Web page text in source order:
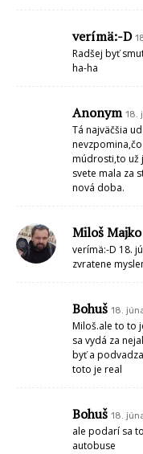
verímä:-D
Radšej byť
ha-ha
Anonym 18.
Tá najväčšia
múdrosti,to už
svete mala za
nová doba.
Miloš Majko
verímä:-D 18.
zvratene
Bohuš 18.
Miloš.ale to to
sa vydá za
byť a
toto je real
Bohuš 18.
ale podarí sa
autobuse